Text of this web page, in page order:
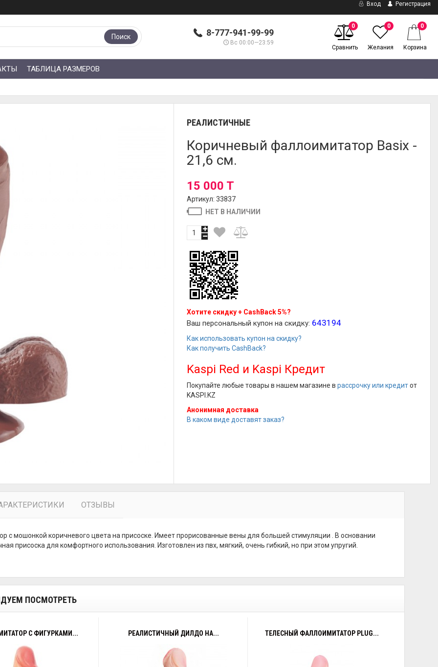
Вход Регистрация
8-777-941-99-99
Вс 00:00—23:59
Поиск
0
Сравнить
0
Желания
0
Корзина
ТАБЛИЦА РАЗМЕРОВ
РЕАЛИСТИЧНЫЕ
Коричневый фаллоимитатор Basix -
21,6 см.
15 000 T
Артикул: 33837
НЕТ В НАЛИЧИИ
Хотите скидку + CashBack 5%?
Ваш персональный купон на скидку: 643194
Как использовать купон на скидку?
Как получить CashBack?
Kaspi Red и Kaspi Кредит
Покупайте любые товары в нашем магазине врассрочку или кредитот
KASPI.KZ
Анонимная доставка
В каком виде доставят заказ?
ОТЗЫВЫ
с мошонкой коричневого цвета на присоске. Имеет прорисованные вены для большей стимуляции . В основании
присоска для комфортного использования. Изготовлен из пвх, мягкий, очень гибкий, но при этом упругий.
ПОСМОТРЕТЬ
С ФИГУРКАМИ... РЕАЛИСТИЧНЫЙ ДИЛДО НА... ТЕЛЕСНЫЙ ФАЛЛОИМИТАТОР PLUG...